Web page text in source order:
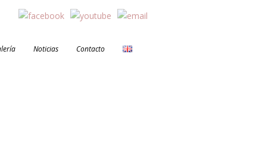
Noticias Contacto